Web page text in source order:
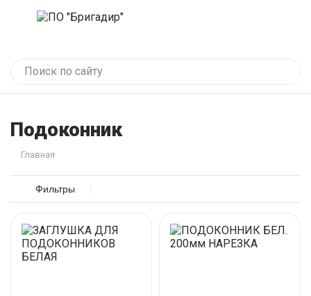
Подоконник
Главная
Фильтры